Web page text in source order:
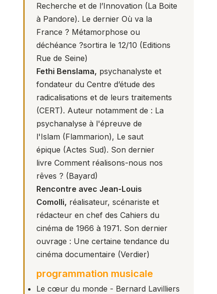
Recherche et de l’Innovation (La Boite
à Pandore). Le dernier Où va la
France ? Métamorphose ou
déchéance ?sortira le 12/10 (Editions
Rue de Seine)
Fethi Benslama, psychanalyste et
fondateur du Centre d’étude des
radicalisations et de leurs traitements
(CERT). Auteur notamment de : La
psychanalyse à l'épreuve de
l'Islam (Flammarion), Le saut
épique (Actes Sud). Son dernier
livre Comment réalisons-nous nos
rêves ? (Bayard)
Rencontre avec Jean-Louis
Comolli, réalisateur, scénariste et
rédacteur en chef des Cahiers du
cinéma de 1966 à 1971. Son dernier
ouvrage : Une certaine tendance du
cinéma documentaire (Verdier)
programmation musicale
Le cœur du monde - Bernard Lavilliers